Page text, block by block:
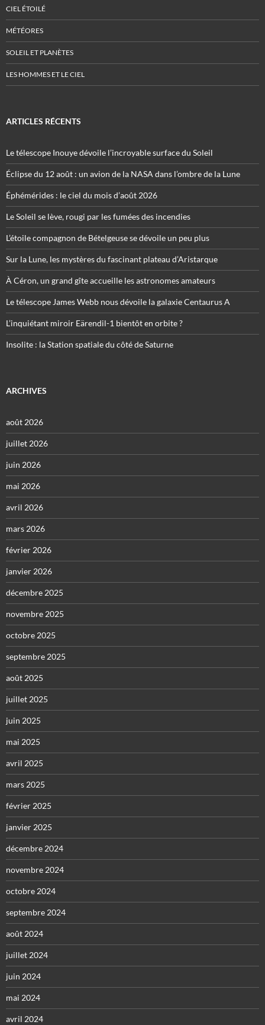
CIEL ÉTOILÉ
MÉTÉORES
SOLEIL ET PLANÈTES
LES HOMMES ET LE CIEL
ARTICLES RÉCENTS
Le télescope Inouye dévoile l’incroyable surface du Soleil
Éclipse du 12 août : un avion de la NASA dans l’ombre de la Lune
Éphémérides : le ciel du mois d’août 2026
Le Soleil se lève, rougi par les fumées des incendies
L’étoile compagnon de Bételgeuse se dévoile un peu plus
Sur la Lune, les mystères du fascinant plateau d’Aristarque
À Céron, un grand gîte accueille les astronomes amateurs
Le télescope James Webb nous dévoile la galaxie Centaurus A
L’inquiétant miroir Eärendil-1 bientôt en orbite ?
Insolite : la Station spatiale du côté de Saturne
ARCHIVES
août 2026
juillet 2026
juin 2026
mai 2026
avril 2026
mars 2026
février 2026
janvier 2026
décembre 2025
novembre 2025
octobre 2025
septembre 2025
août 2025
juillet 2025
juin 2025
mai 2025
avril 2025
mars 2025
février 2025
janvier 2025
décembre 2024
novembre 2024
octobre 2024
septembre 2024
août 2024
juillet 2024
juin 2024
mai 2024
avril 2024